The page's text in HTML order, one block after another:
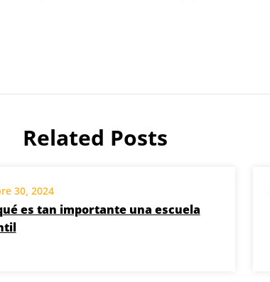
Related Posts
30, 2024
es tan importante una escuela